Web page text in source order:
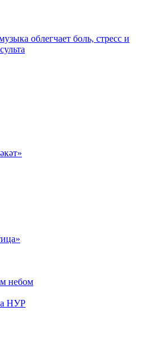
облегчает боль, стресс и
небом
НУР